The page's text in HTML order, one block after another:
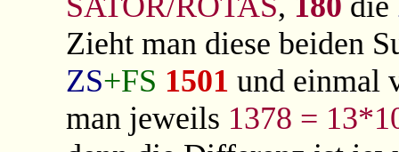
Zieht man diese beiden
ZS+FS 1501 und einmal
man jeweils 1378 =